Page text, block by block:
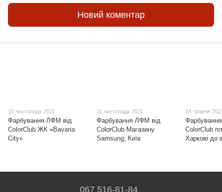
Новий коментар
15 листопада 2021
Фарбування ЛФМ від
ColorClub ЖК «Bavaria
City»
11 листопада 2021
Фарбування ЛФМ від
ColorClub Магазину
Samsung, Київ
24 травня
ColorClub
Харкові до
067 516-81-84